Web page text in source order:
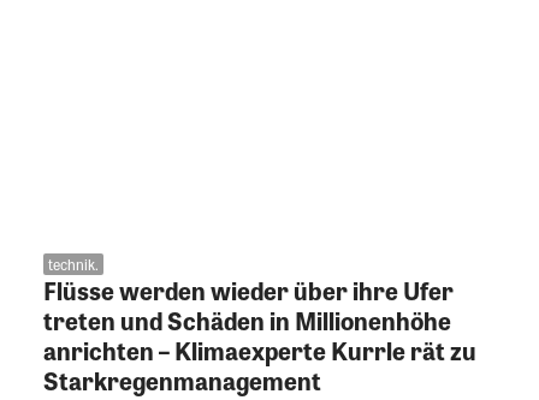
technik.
Flüsse werden wieder über ihre Ufer
treten und Schäden in Millionenhöhe
anrichten – Klimaexperte Kurrle rät zu
Starkregenmanagement